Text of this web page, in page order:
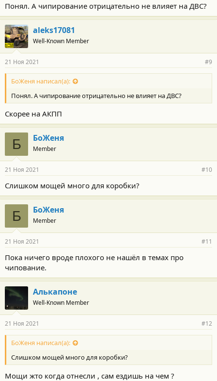
с
т
и
:
Понял. А чипирование отрицательно не влияет на ДВС?
aleks17081
Well-Known Member
21 Ноя 2021 #9
БоЖеня написал(а):
Понял. А чипирование отрицательно не влияет на ДВС?
Скорее на АКПП
Б БоЖеня
Member
21 Ноя 2021 #10
Слишком мощей много для коробки?
Б БоЖеня
Member
21 Ноя 2021 #11
Пока ничего вроде плохого не нашёл в темах про
чипование.
Алькапоне
Well-Known Member
21 Ноя 2021 #12
БоЖеня написал(а):
Слишком мощей много для коробки?
Мощи жто когда отнесли , сам ездишь на чем ?